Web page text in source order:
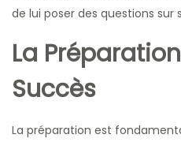
de lui poser des questions
La
Succès
La préparation est